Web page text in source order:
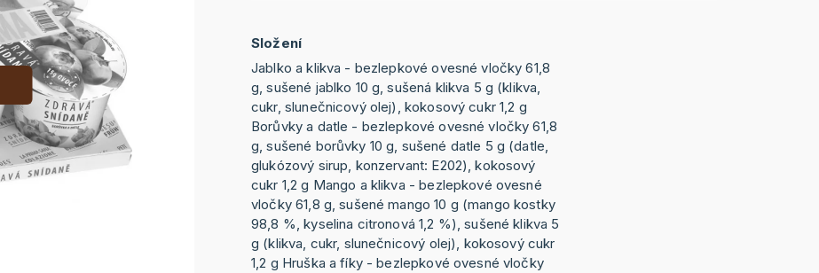
Složení
Jablko a klikva - bezlepkové ovesné vločky 61,8
g, sušené jablko 10 g, sušená klikva 5 g (klikva,
cukr, slunečnicový olej), kokosový cukr 1,2 g
Borůvky a datle - bezlepkové ovesné vločky 61,8
g, sušené borůvky 10 g, sušené datle 5 g (datle,
glukózový sirup, konzervant: E202), kokosový
cukr 1,2 g Mango a klikva - bezlepkové ovesné
vločky 61,8 g, sušené mango 10 g (mango kostky
98,8 %, kyselina citronová 1,2 %), sušené klikva 5
g (klikva, cukr, slunečnicový olej), kokosový cukr
1,2 g Hruška a fíky - bezlepkové ovesné vločky